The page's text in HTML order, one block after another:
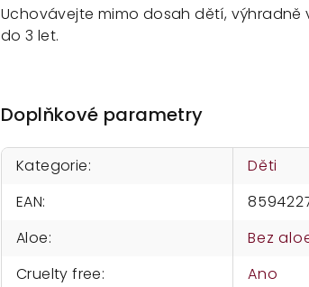
Uchovávejte mimo dosah dětí,
do 3 let.
Doplňkové parametry
Kategorie:
Děti
EAN:
Aloe:
Bez
Cruelty free:
Ano